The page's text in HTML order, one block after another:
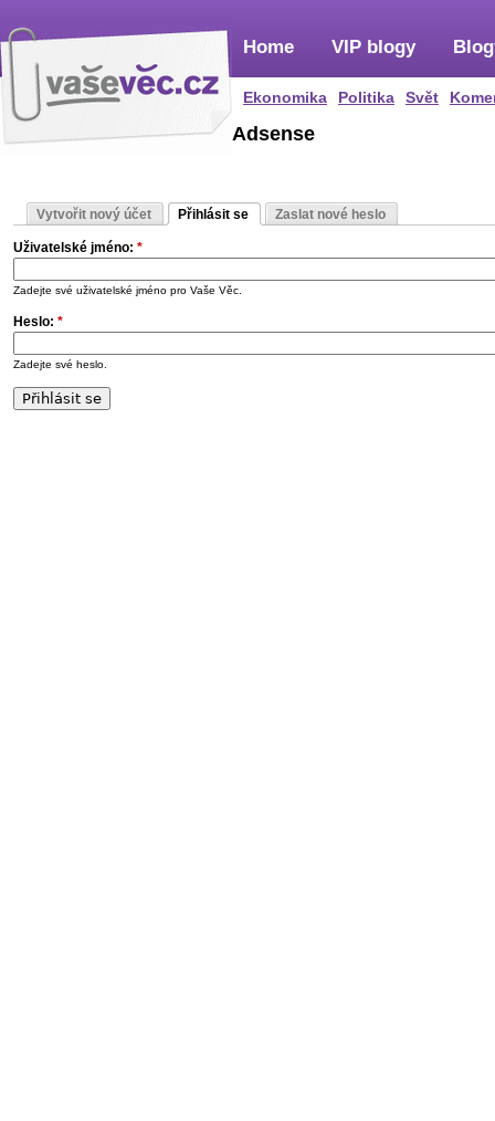
Home
Ekonomika Politika Svět
VIP blogy
Adsense
Vytvořit nový účet Přihlásit se Zaslat nové heslo
Uživatelské jméno: *
Zadejte své uživatelské jméno pro Vaše Věc.
Heslo: *
Zadejte své heslo.